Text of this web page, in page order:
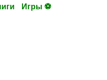
Игры ⚽